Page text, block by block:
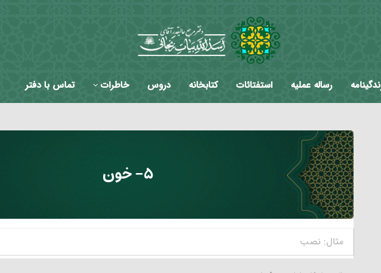
رساله عملیه استفتائات کتابخانه دروس خاطرات تماس با دفتر
۵- خون‏